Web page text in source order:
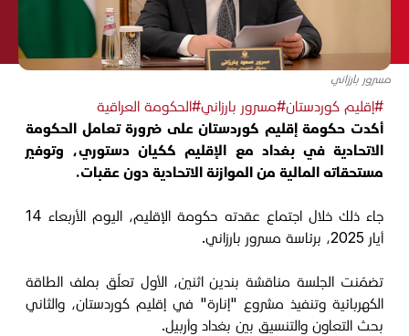
مسرور بارزاني
#إقليم كوردستان#مسرور بارزاني#الحكومة العراقية
أكدت حكومة إقليم كوردستان على ضرورة تعامل الحكومة
الاتحادية في بغداد مع الإقليم ككيان دستوري، وتوفير
مستحقاته المالية من الموازنة الاتحادية دون عقبات.
جاء ذلك خلال اجتماع عقدته حكومة الإقليم، اليوم الأربعاء 14
أيار 2025، برئاسة مسرور بارزاني.
تضمّنت الجلسة مناقشة بندين اثنين، الأول تعلّق بملف الطاقة
الكهربائية وتنفيذ مشروع "إنارة" في إقليم كوردستان، والثاني
بحث التعاون والتنسيق بين بغداد وأربيل.